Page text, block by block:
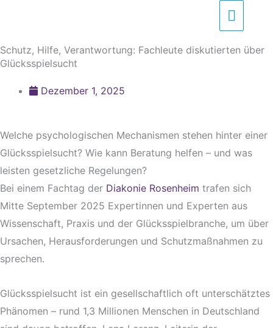
springen
Schutz, Hilfe, Verantwortung: Fachleute diskutierten über
Glücksspielsucht
Dezember 1, 2025
Welche psychologischen Mechanismen stehen hinter einer
Glücksspielsucht? Wie kann Beratung helfen – und was
leisten gesetzliche Regelungen?
Bei einem Fachtag der Diakonie Rosenheim trafen sich
Mitte September 2025 Expertinnen und Experten aus
Wissenschaft, Praxis und der Glücksspielbranche, um über
Ursachen, Herausforderungen und Schutzmaßnahmen zu
sprechen.
Glücksspielsucht ist ein gesellschaftlich oft unterschätztes
Phänomen – rund 1,3 Millionen Menschen in Deutschland